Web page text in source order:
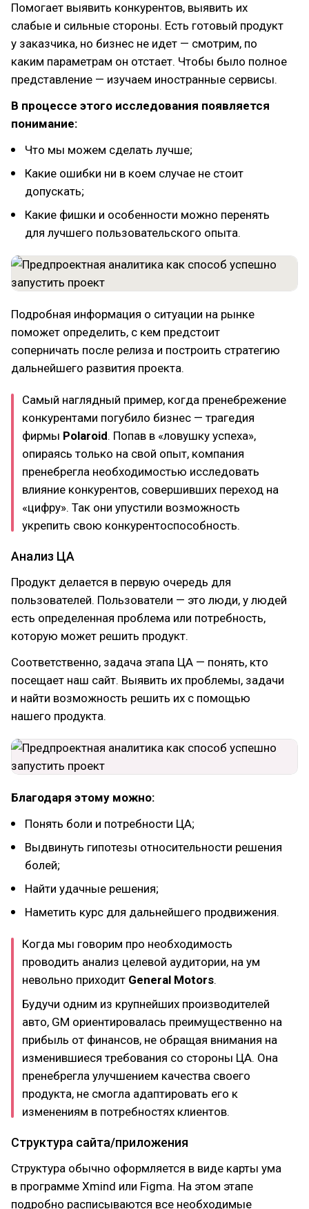
Помогает выявить конкурентов, выявить их
слабые и сильные стороны. Есть готовый продукт
у заказчика, но бизнес не идет — смотрим, по
каким параметрам он отстает. Чтобы было полное
представление — изучаем иностранные сервисы.
В процессе этого исследования появляется
понимание:
Что мы можем сделать лучше;
Какие ошибки ни в коем случае не стоит
допускать;
Какие фишки и особенности можно перенять
для лучшего пользовательского опыта.
Подробная информация о ситуации на рынке
поможет определить, с кем предстоит
соперничать после релиза и построить стратегию
дальнейшего развития проекта.
Самый наглядный пример, когда пренебрежение
конкурентами погубило бизнес — трагедия
фирмы Polaroid. Попав в «ловушку успеха»,
опираясь только на свой опыт, компания
пренебрегла необходимостью исследовать
влияние конкурентов, совершивших переход на
«цифру». Так они упустили возможность
укрепить свою конкурентоспособность.
Анализ ЦА
Продукт делается в первую очередь для
пользователей. Пользователи — это люди, у людей
есть определенная проблема или потребность,
которую может решить продукт.
Соответственно, задача этапа ЦА — понять, кто
посещает наш сайт. Выявить их проблемы, задачи
и найти возможность решить их с помощью
нашего продукта.
Благодаря этому можно:
Понять боли и потребности ЦА;
Выдвинуть гипотезы относительности решения
болей;
Найти удачные решения;
Наметить курс для дальнейшего продвижения.
Когда мы говорим про необходимость
проводить анализ целевой аудитории, на ум
невольно приходит General Motors.
Будучи одним из крупнейших производителей
авто, GM ориентировалась преимущественно на
прибыль от финансов, не обращая внимания на
изменившиеся требования со стороны ЦА. Она
пренебрегла улучшением качества своего
продукта, не смогла адаптировать его к
изменениям в потребностях клиентов.
Структура сайта/приложения
Структура обычно оформляется в виде карты ума
в программе Xmind или Figma. На этом этапе
подробно расписываются все необходимые